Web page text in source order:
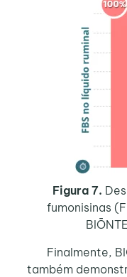
Figura 7.
fumonisinas
Finalmente,
também